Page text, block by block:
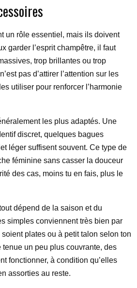
un rôle essentiel, mais ils doivent
garder l’esprit champêtre, il faut
trop brillantes ou trop
pas d’attirer l’attention sur les
utiliser pour renforcer l’harmonie
les plus adaptés. Une
discret, quelques bagues
léger suffisent souvent. Ce type de
féminine sans casser la douceur
des cas, moins tu en fais, plus le
dépend de la saison et du
simples conviennent très bien par
soient plates ou à petit talon selon ton
tenue un peu plus couvrante, des
fonctionner, à condition qu’elles
assorties au reste.